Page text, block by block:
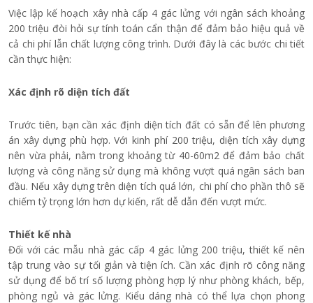
Việc lập kế hoạch xây nhà cấp 4 gác lửng với ngân sách khoảng
200 triệu đòi hỏi sự tính toán cẩn thận để đảm bảo hiệu quả về
cả chi phí lẫn chất lượng công trình. Dưới đây là các bước chi tiết
cần thực hiện:
Xác định rõ diện tích đất
Trước tiên, bạn cần xác định diện tích đất có sẵn để lên phương
án xây dựng phù hợp. Với kinh phí 200 triệu, diện tích xây dựng
nên vừa phải, nằm trong khoảng từ 40-60m2 để đảm bảo chất
lượng và công năng sử dụng mà không vượt quá ngân sách ban
đầu. Nếu xây dựng trên diện tích quá lớn, chi phí cho phần thô sẽ
chiếm tỷ trọng lớn hơn dự kiến, rất dễ dẫn đến vượt mức.
Thiết kế nhà
Đối với các mẫu nhà gác cấp 4 gác lửng 200 triệu, thiết kế nên
tập trung vào sự tối giản và tiện ích. Cần xác định rõ công năng
sử dụng để bố trí số lượng phòng hợp lý như phòng khách, bếp,
phòng ngủ và gác lửng. Kiểu dáng nhà có thể lựa chọn phong